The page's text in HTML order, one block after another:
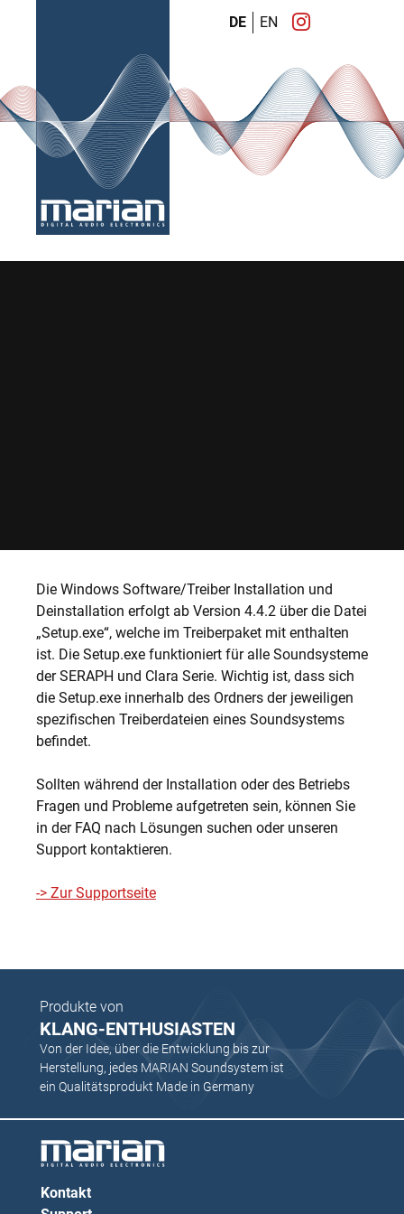
DE EN
Die Windows Software/Treiber Installation und
Deinstallation erfolgt ab Version 4.4.2 über die Datei
„Setup.exe“, welche im Treiberpaket mit enthalten
ist. Die Setup.exe funktioniert für alle Soundsysteme
der SERAPH und Clara Serie. Wichtig ist, dass sich
die Setup.exe innerhalb des Ordners der jeweiligen
spezifischen Treiberdateien eines Soundsystems
befindet.
Sollten während der Installation oder des Betriebs
Fragen und Probleme aufgetreten sein, können Sie
in der FAQ nach Lösungen suchen oder unseren
Support kontaktieren.
-> Zur Supportseite
Produkte von
KLANG-ENTHUSIASTEN
Von der Idee, über die Entwicklung bis zur
Herstellung, jedes MARIAN Soundsystem ist
ein Qualitätsprodukt Made in Germany
Kontakt